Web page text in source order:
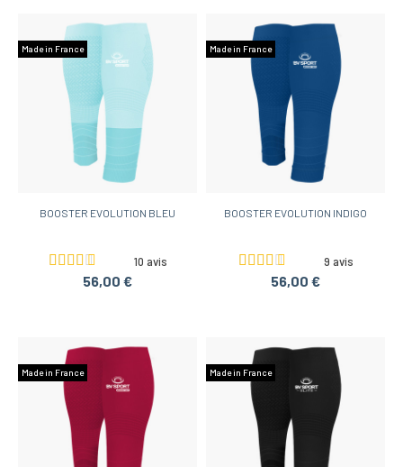
Made in France
BOOSTER EVOLUTION BLEU
10 avis
56,00 €
Made in France
BOOSTER EVOLUTION INDIGO
9 avis
56,00 €
Made in France Made in France